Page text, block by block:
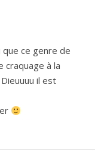
que ce genre de
craquage à la
il est